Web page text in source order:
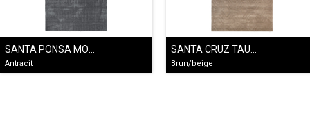
Antracit Brun/beige